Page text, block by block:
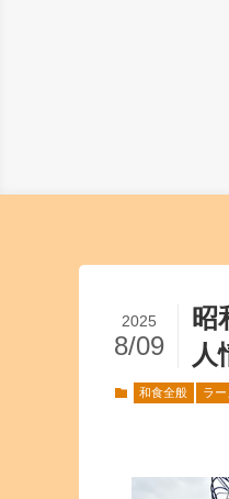
昭
2025
8/09
和食全般 ラー